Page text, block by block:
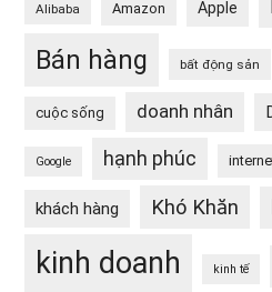
Alibaba Amazon Apple
Bán hàng bất động sản
cuộc sống doanh nhân
Google hạnh phúc
khách hàng Khó Khăn
kinh doanh kinh tế